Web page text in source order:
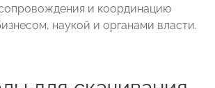
и координацию
наукой и органами власти.